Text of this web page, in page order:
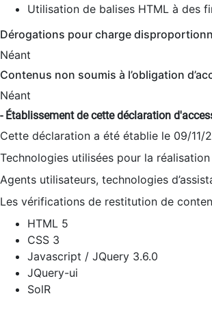
Utilisation de balises HTML à des
Dérogations pour charge
Néant
Contenus non soumis à l’obligation
Néant
- Établissement de cette déclaration
Cette déclaration a été établie le 09/
Technologies utilisées pour la
Agents utilisateurs, technologies
Les vérifications de restitution de
HTML 5
CSS 3
Javascript / JQuery 3.6.0
JQuery-ui
SolR